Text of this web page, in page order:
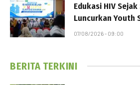
Edukasi HIV
Luncurkan Youth
07/08/2026 - 09:00
BERITA TERKINI